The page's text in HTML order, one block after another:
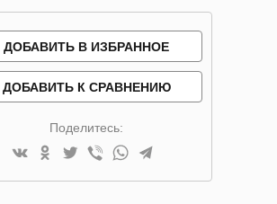
ДОБАВИТЬ В ИЗБРАННОЕ
ДОБАВИТЬ К СРАВНЕНИЮ
Поделитесь: